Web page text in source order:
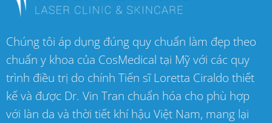
Chúng tôi áp dụng đúng quy chuẩn làm đẹp theo
chuẩn y khoa của CosMedical tại Mỹ với các quy
trình điều trị do chính Tiến sĩ Loretta Ciraldo thiết
kế và được Dr. Vin Tran chuẩn hóa cho phù hợp
với làn da và thời tiết khí hậu Việt Nam, mang lại